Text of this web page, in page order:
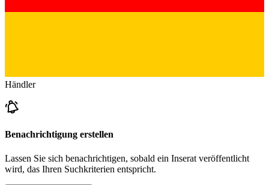
Händler
Benachrichtigung erstellen
Lassen Sie sich benachrichtigen, sobald ein Inserat veröffentlicht
wird, das Ihren Suchkriterien entspricht.